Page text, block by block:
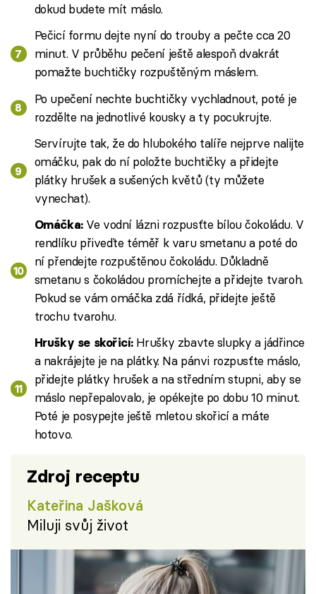
dokud budete mít máslo.
Pečicí formu dejte nyní do trouby a pečte cca 20
minut. V průběhu pečení ještě alespoň dvakrát
pomažte buchtičky rozpuštěným máslem.
Po upečení nechte buchtičky vychladnout, poté je
rozdělte na jednotlivé kousky a ty pocukrujte.
Servírujte tak, že do hlubokého talíře nejprve nalijte
omáčku, pak do ní položte buchtičky a přidejte
plátky hrušek a sušených květů (ty můžete
vynechat).
Omáčka:Ve vodní lázni rozpusťte bílou čokoládu. V
rendlíku přiveďte téměř k varu smetanu a poté do
ní přendejte rozpuštěnou čokoládu. Důkladně
smetanu s čokoládou promíchejte a přidejte tvaroh.
Pokud se vám omáčka zdá řídká, přidejte ještě
trochu tvarohu.
Hrušky se skořicí:Hrušky zbavte slupky a jádřince
a nakrájejte je na plátky. Na pánvi rozpusťte máslo,
přidejte plátky hrušek a na středním stupni, aby se
máslo nepřepalovalo, je opékejte po dobu 10 minut.
Poté je posypejte ještě mletou skořicí a máte
hotovo.
Zdroj receptu
Kateřina Jašková
Miluji svůj život